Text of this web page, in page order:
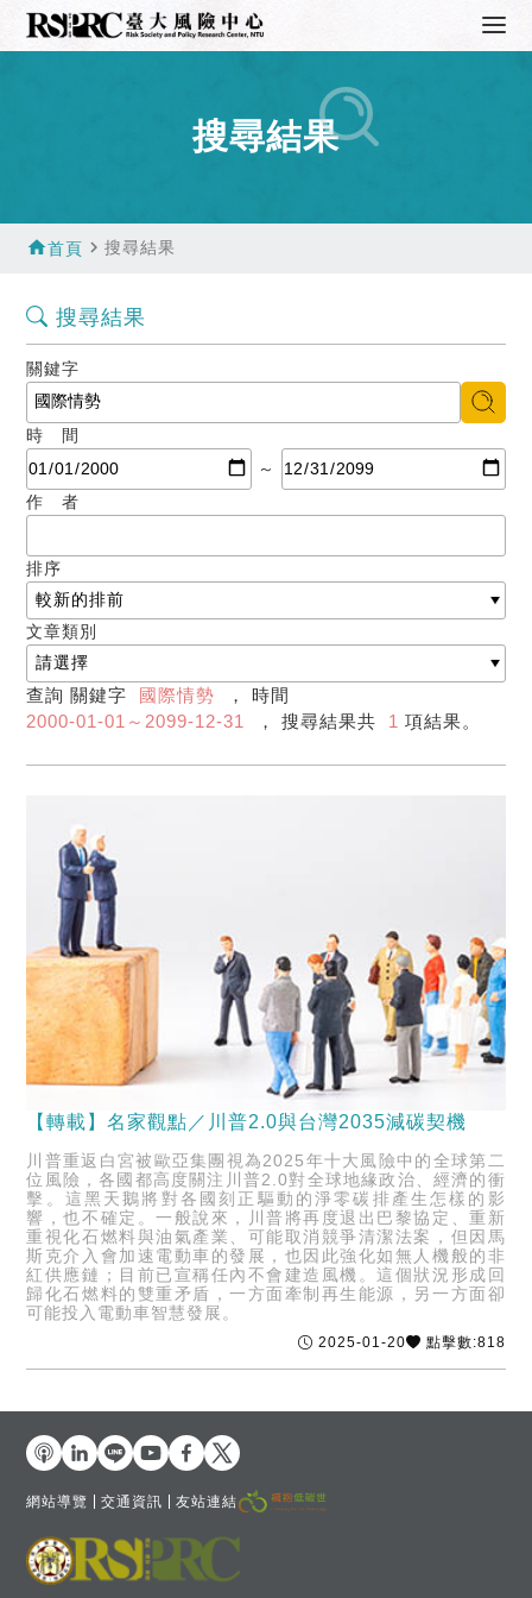
搜尋結果
home首頁 navigate_next搜尋結果
搜尋結果
關鍵字
時 間
～
作 者
排序
文章類別
查詢 關鍵字 國際情勢 ， 時間
2000-01-01～2099-12-31
， 搜尋結果共 1 項結果。
【轉載】名家觀點／川普2.0與台灣2035減碳契機
川普重返白宮被歐亞集團視為2025年十大風險中的全球第二
位風險，各國都高度關注川普2.0對全球地緣政治、經濟的衝
擊。這黑天鵝將對各國刻正驅動的淨零碳排產生怎樣的影
響，也不確定。一般說來，川普將再度退出巴黎協定、重新
重視化石燃料與油氣產業、可能取消競爭清潔法案，但因馬
斯克介入會加速電動車的發展，也因此強化如無人機般的非
紅供應鏈；目前已宣稱任內不會建造風機。這個狀況形成回
歸化石燃料的雙重矛盾，一方面牽制再生能源，另一方面卻
可能投入電動車智慧發展。
2025-01-20 點擊數:818
網站導覽 交通資訊 友站連結